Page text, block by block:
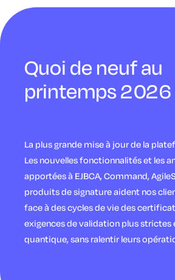
Quoi de neuf au
printemps 2026
La plus grande mise à jour de la
Les nouvelles fonctionnalités et les
apportées à EJBCA, Command,
produits de signature aident nos
face à des cycles de vie des
exigences de validation plus strictes
quantique, sans ralentir leurs